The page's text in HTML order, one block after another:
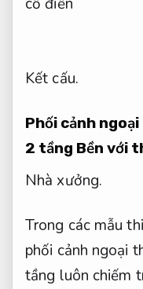
Kết cấu.
Phối cảnh
2 tầng Bền với
Nhà xưởng.
Trong các mẫu
phối cảnh ngoại
tầng luôn chiếm